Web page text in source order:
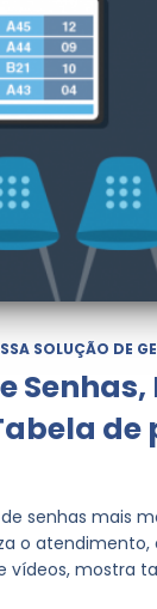
SOLUÇÃO DE
de
senhas mais
o atendimento,
vídeos, mostra